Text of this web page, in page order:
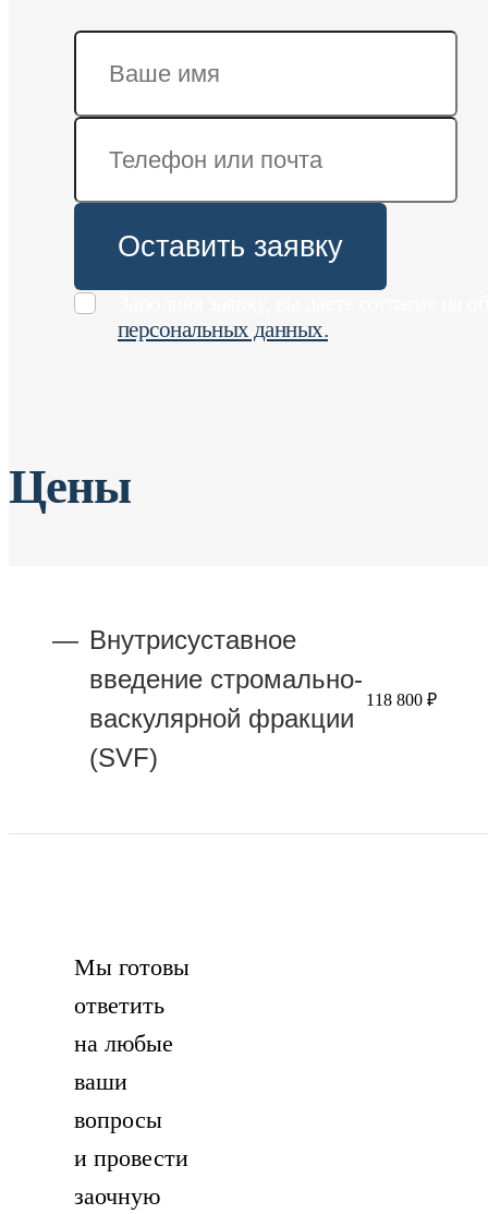
Оставить заявку
персональных данных.
Цены
Внутрисуставное
введение стромально-
васкулярной фракции
(SVF)
118 800 ₽
Мы готовы
ответить
на любые
ваши
вопросы
и провести
заочную